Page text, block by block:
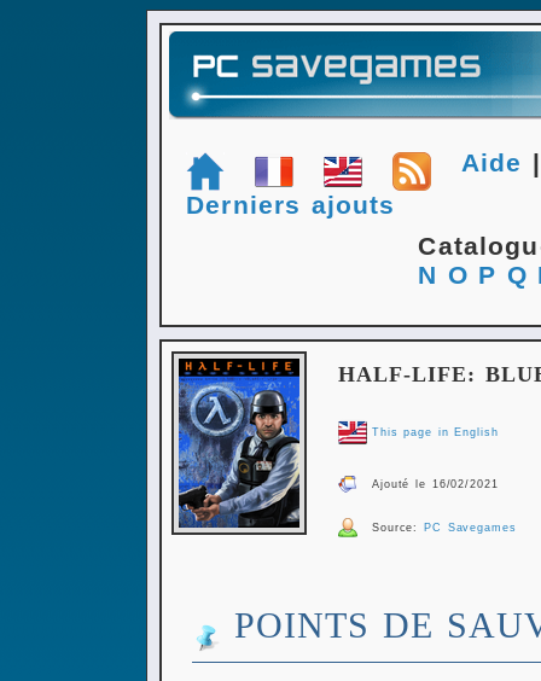
Aide
Derniers ajouts
N O P Q
HALF-LIFE:
This page in English
Ajouté le 16/02/2021
Source: PC Savegames
POINTS DE